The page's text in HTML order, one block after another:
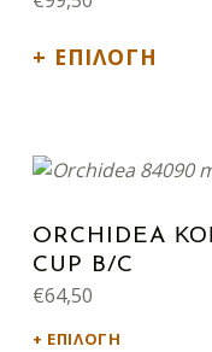
ΕΠΙΛΟΓΉ
ORCHIDEA
CUP B/C
€64,50
ΕΠΙΛΟΓΉ
Αυτό το προϊόν έχει πολλαπλές παραλλαγές. Οι επιλογές μπορούν να επιλεγούν στη σελίδα του προϊόντος